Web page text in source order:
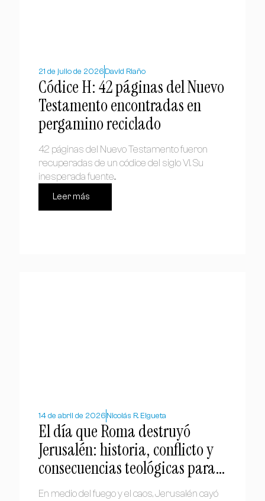
21 de julio de 2026 David Riaño
Códice H: 42 páginas del Nuevo
Testamento encontradas en
pergamino reciclado
42 páginas del Nuevo Testamento fueron
recuperadas de un códice del siglo VI. Su
inesperada fuente...
Leer más
14 de abril de 2026 Nicolás R. Elgueta
El día que Roma destruyó
Jerusalén: historia, conflicto y
consecuencias teológicas para
el cristianismo
En medio del fuego y el caos, Jerusalén cayó